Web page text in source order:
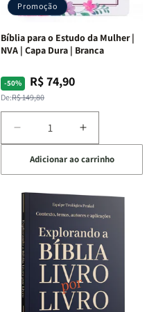
Promoção
Bíblia para o Estudo da Mulher |
NVA | Capa Dura | Branca
-50%
Preço
normal
De:R$ 149,80
Preço
promocional
R$ 74,90
Diminuir
a
quantidade
de
Bíblia
o
Estudo
da
Mulher
NVA
Aumentar
a
quantidade
de
Bíblia
para
o
Estudo
Mulher
|
NVA
|
Adicionar ao carrinho